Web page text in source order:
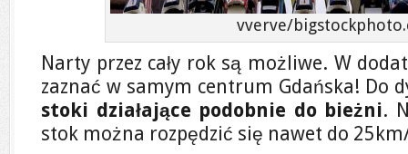
vverve/
Narty przez cały rok są możliwe. W
zaznać w samym centrum Gdańska! Do
stoki działające podobnie do bieżni.
stok można rozpędzić się nawet do